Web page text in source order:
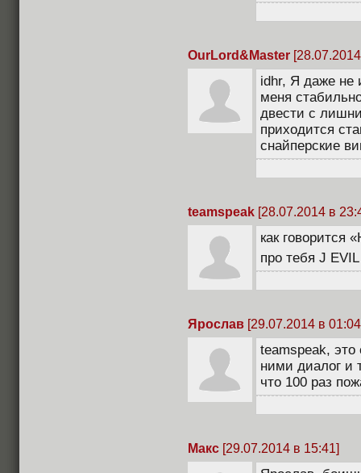
OurLord&Master
idhr, Я даже не
меня
двести с
приходится
снайперские
teamspeak [28.07.2014 в
как говорится
про тебя J
Ярослав [29.07.2014 в
teamspeak,
ними диалог и
что 100 раз
Макс [29.07.2014 в 15:41]